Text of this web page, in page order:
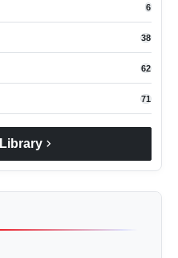
6
38
62
71
chevron_right